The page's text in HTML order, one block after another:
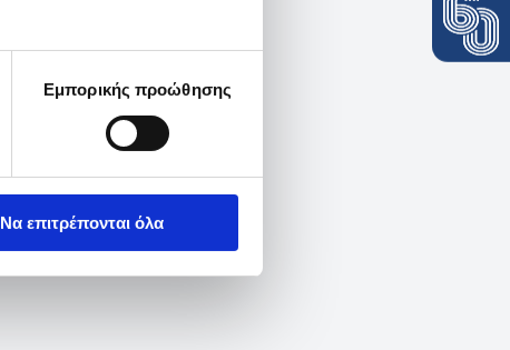
Εμπορικής προώθησης
Να επιτρέπονται όλα